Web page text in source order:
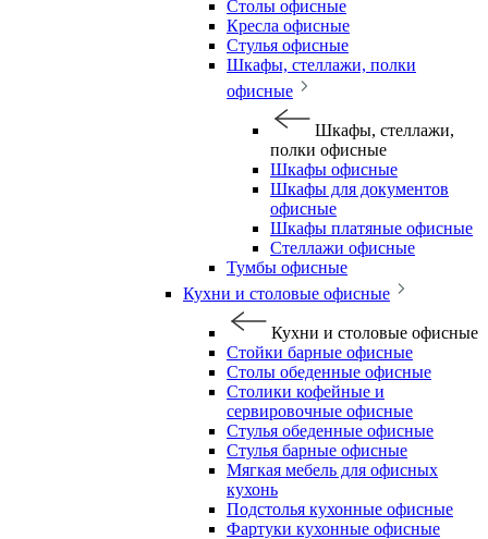
Столы офисные
Кресла офисные
Стулья офисные
Шкафы, стеллажи, полки
офисные
Шкафы, стеллажи,
полки офисные
Шкафы офисные
Шкафы для документов
офисные
Шкафы платяные офисные
Стеллажи офисные
Тумбы офисные
Кухни и столовые офисные
Кухни и столовые офисные
Стойки барные офисные
Столы обеденные офисные
Столики кофейные и
сервировочные офисные
Стулья обеденные офисные
Стулья барные офисные
Мягкая мебель для офисных
кухонь
Подстолья кухонные офисные
Фартуки кухонные офисные